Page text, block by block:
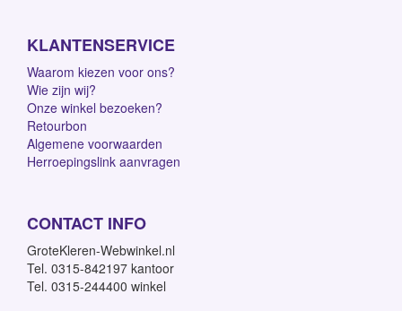
KLANTENSERVICE
Waarom kiezen voor ons?
Wie zijn wij?
Onze winkel bezoeken?
Retourbon
Algemene voorwaarden
Herroepingslink aanvragen
CONTACT INFO
GroteKleren-Webwinkel.nl
Tel. 0315-842197 kantoor
Tel. 0315-244400 winkel